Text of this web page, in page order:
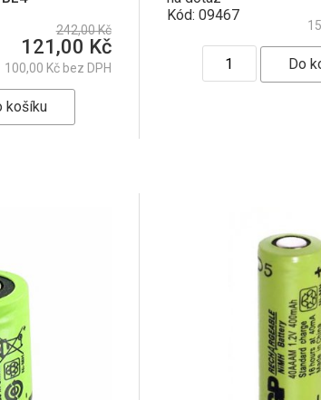
242,00 Kč
121,00 Kč
100,00 Kč bez DPH
Kód: 09467